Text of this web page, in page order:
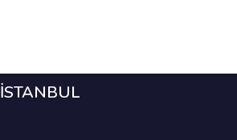
İSTANBUL